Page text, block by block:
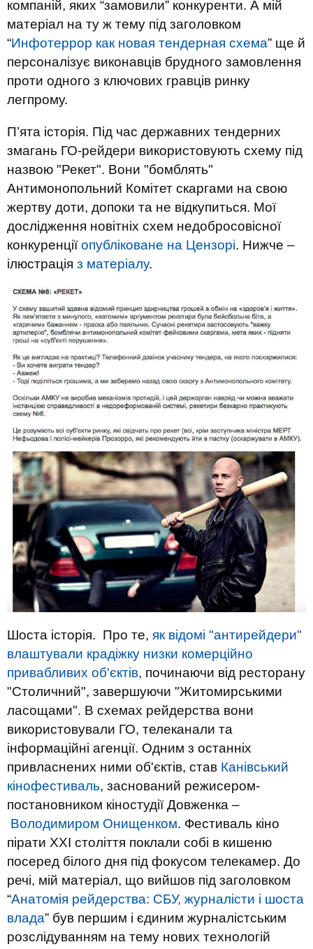
компаній, яких “замовили” конкуренти. А мій
матеріал на ту ж тему під заголовком
“Инфотеррор как новая тендерная схема” ще й
персоналізує виконавців брудного замовлення
проти одного з ключових гравців ринку
легпрому.
П’ята історія. Під час державних тендерних
змагань ГО-рейдери використовують схему під
назвою "Рекет". Вони "бомблять"
Антимонопольний Комітет скаргами на свою
жертву доти, допоки та не відкупиться. Мої
дослідження новітніх схем недобросовісної
конкуренції опубліковане на Цензорі. Нижче –
ілюстрація з матеріалу.
Шоста історія. Про те, як відомі "антирейдери"
влаштували крадіжку низки комерційно
привабливих об'єктів, починаючи від ресторану
"Столичний", завершуючи "Житомирськими
ласощами". В схемах рейдерства вони
використовували ГО, телеканали та
інформаційні агенції. Одним з останніх
привласнених ними об'єктів, став Канівський
кінофестиваль, заснований режисером-
постановником кіностудії Довженка –
Володимиром Онищенком. Фестиваль кіно
пірати ХХІ століття поклали собі в кишеню
посеред білого дня під фокусом телекамер. До
речі, мій матеріал, що вийшов під заголовком
“Анатомія рейдерства: СБУ, журналісти і шоста
влада” був першим і єдиним журналістським
розслідуванням на тему нових технологій